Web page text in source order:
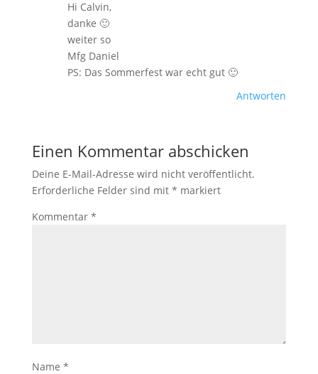
Hi Calvin,
danke 🙂
weiter so
Mfg Daniel
PS: Das Sommerfest war echt gut 🙂
Antworten
Einen Kommentar abschicken
Deine E-Mail-Adresse wird nicht veröffentlicht.
Erforderliche Felder sind mit * markiert
Kommentar *
Name *